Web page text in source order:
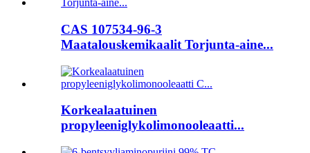
CAS 107534-96-3
Maatalouskemikaalit Torjunta-aine...
Korkealaatuinen
propyleeniglykolimonooleaatti...